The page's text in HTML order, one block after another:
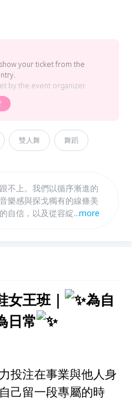
your ticket from the
by the event organizer.
雙人舞 舞蹈
不上。我們以循序漸進的
樂感與探戈獨有的線條美
自信，以及從容綻放的魅
...more
女王班｜
為自
日常
投注在事業與他人身
己留一段專屬的時